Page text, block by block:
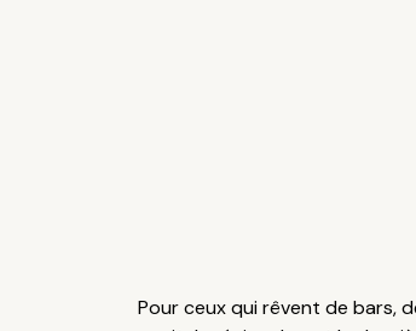
Pour ceux qui rêvent de bars,